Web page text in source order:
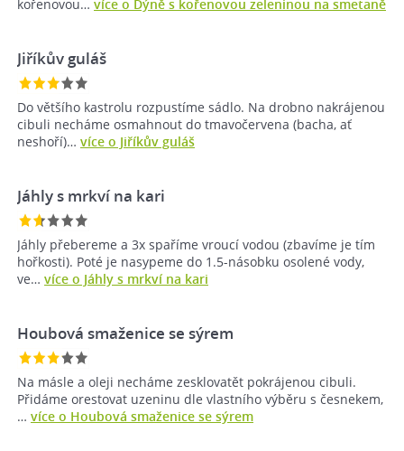
kořenovou… více o Dýně s kořenovou zeleninou na smetaně
Jiříkův guláš
Do většího kastrolu rozpustíme sádlo. Na drobno nakrájenou
cibuli necháme osmahnout do tmavočervena (bacha, ať
neshoří)… více o Jiříkův guláš
Jáhly s mrkví na kari
Jáhly přebereme a 3x spaříme vroucí vodou (zbavíme je tím
hořkosti). Poté je nasypeme do 1.5-násobku osolené vody,
ve… více o Jáhly s mrkví na kari
Houbová smaženice se sýrem
Na másle a oleji necháme zesklovatět pokrájenou cibuli.
Přidáme orestovat uzeninu dle vlastního výběru s česnekem,
… více o Houbová smaženice se sýrem